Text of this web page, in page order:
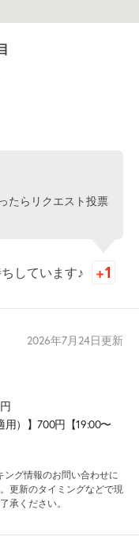
たらリクエスト投票
しています♪
2026年7月24日更新
）】700円【19:00〜
グ情報のお問い合わせに
更新のタイミングなどで現
承ください。